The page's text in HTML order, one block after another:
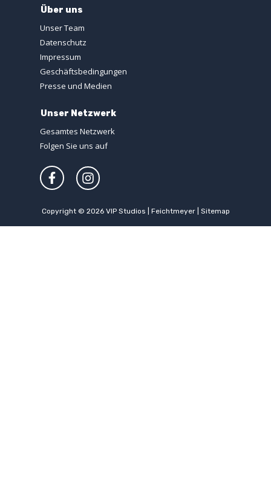
Über uns
Unser Team
Datenschutz
Impressum
Geschäftsbedingungen
Presse und Medien
Unser Netzwerk
Gesamtes Netzwerk
Folgen Sie uns auf
Copyright © 2026 VIP Studios | Feichtmeyer| Sitemap